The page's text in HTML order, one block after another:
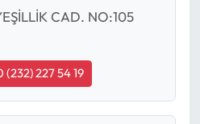
CAD. NO:105
(232) 227 54 19